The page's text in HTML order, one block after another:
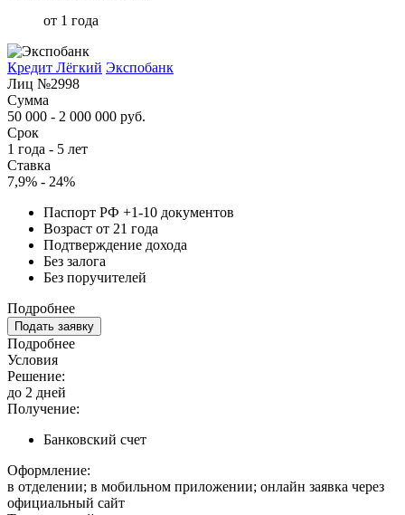
от 1 года
Кредит Лёгкий Экспобанк
Лиц №2998
Сумма
50 000 - 2 000 000 руб.
Срок
1 года - 5 лет
Ставка
7,9% - 24%
Паспорт РФ +1-10 документов
Возраст от 21 года
Подтверждение дохода
Без залога
Без поручителей
Подробнее
Подать заявку
Подробнее
Условия
Решение:
до 2 дней
Получение:
Банковский счет
Оформление:
в отделении; в мобильном приложении; онлайн заявка через
официальный сайт